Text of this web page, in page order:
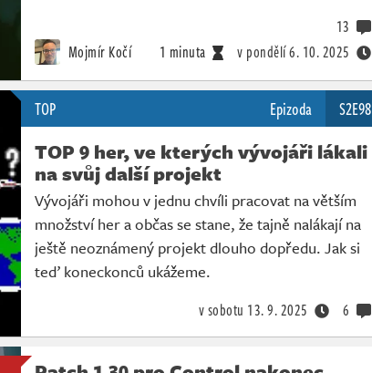
Mojmír Kočí 1 minuta v pondělí6. 10. 2025
13
TOP Epizoda S2E98
TOP 9 her, ve kterých vývojáři lákali
na svůj další projekt
Vývojáři mohou v jednu chvíli pracovat na větším
množství her a občas se stane, že tajně nalákají na
ještě neoznámený projekt dlouho dopředu. Jak si
teď koneckonců ukážeme.
v sobotu 13. 9. 2025 6